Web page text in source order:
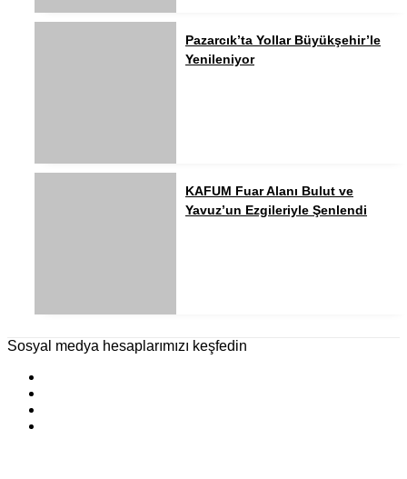
Pazarcık’ta Yollar Büyükşehir’le
Yenileniyor
KAFUM Fuar Alanı Bulut ve
Yavuz’un Ezgileriyle Şenlendi
Sosyal medya hesaplarımızı keşfedin